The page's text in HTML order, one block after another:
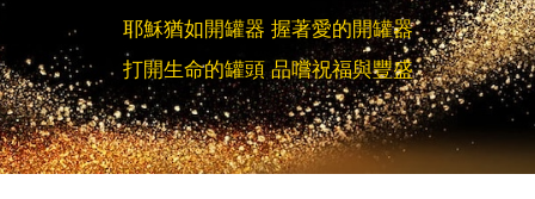
耶穌猶如開罐器 握著愛的開罐器
打開生命的罐頭 品嚐祝福與豐盛